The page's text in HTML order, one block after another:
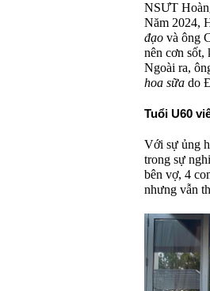
NSƯT
Năm 2024,
đạo và ông
nên cơn sốt,
Ngoài ra,
hoa sữa do
Tuổi U60
Với sự ủng
trong sự
bên vợ, 4
nhưng vẫn